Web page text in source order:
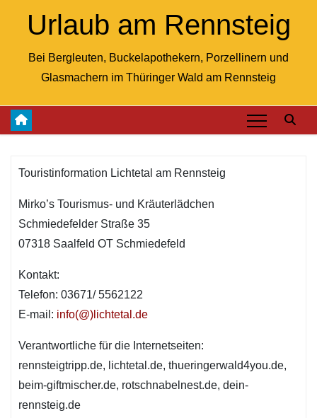
Urlaub am Rennsteig
Bei Bergleuten, Buckelapothekern, Porzellinern und
Glasmachern im Thüringer Wald am Rennsteig
Touristinformation Lichtetal am Rennsteig
Mirko’s Tourismus- und Kräuterlädchen
Schmiedefelder Straße 35
07318 Saalfeld OT Schmiedefeld
Kontakt:
Telefon: 03671/ 5562122
E-mail: info(@)lichtetal.de
Verantwortliche für die Internetseiten:
rennsteigtripp.de, lichtetal.de, thueringerwald4you.de,
beim-giftmischer.de, rotschnabelnest.de, dein-
rennsteig.de